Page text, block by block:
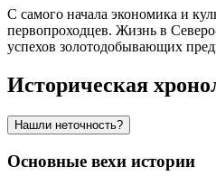
С самого начала экономика и
первопроходцев. Жизнь в
успехов золотодобывающих
Историческая
Нашли неточность?
Основные вехи истории